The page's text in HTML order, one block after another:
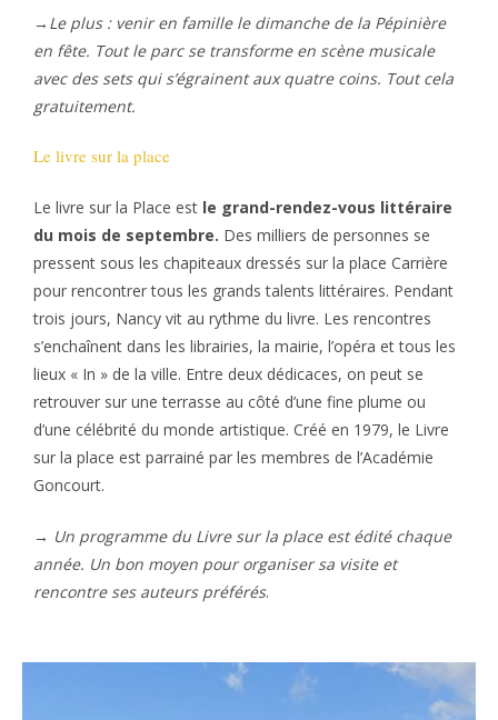
→ Le plus : venir en famille le dimanche de la Pépinière
en fête. Tout le parc se transforme en scène musicale
avec des sets qui s’égrainent aux quatre coins. Tout cela
gratuitement.
Le livre sur la place
Le livre sur la Place est le grand-rendez-vous littéraire
du mois de septembre. Des milliers de personnes se
pressent sous les chapiteaux dressés sur la place Carrière
pour rencontrer tous les grands talents littéraires. Pendant
trois jours, Nancy vit au rythme du livre. Les rencontres
s’enchaînent dans les librairies, la mairie, l’opéra et tous les
lieux « In » de la ville. Entre deux dédicaces, on peut se
retrouver sur une terrasse au côté d’une fine plume ou
d’une célébrité du monde artistique. Créé en 1979, le Livre
sur la place est parrainé par les membres de l’Académie
Goncourt.
→ Un programme du Livre sur la place est édité chaque
année. Un bon moyen pour organiser sa visite et
rencontre ses auteurs préférés.